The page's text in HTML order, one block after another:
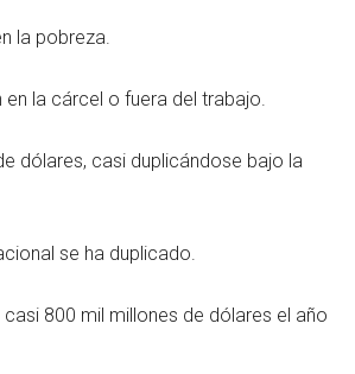
la pobreza.
la cárcel o fuera del trabajo.
dólares, casi duplicándose bajo la
se ha duplicado.
800 mil millones de dólares el año